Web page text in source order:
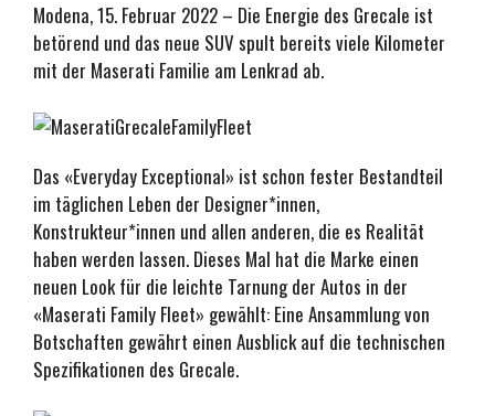
Modena, 15. Februar 2022 – Die Energie des Grecale ist
betörend und das neue SUV spult bereits viele Kilometer
mit der Maserati Familie am Lenkrad ab.
Das «Everyday Exceptional» ist schon fester Bestandteil
im täglichen Leben der Designer*innen,
Konstrukteur*innen und allen anderen, die es Realität
haben werden lassen. Dieses Mal hat die Marke einen
neuen Look für die leichte Tarnung der Autos in der
«Maserati Family Fleet» gewählt: Eine Ansammlung von
Botschaften gewährt einen Ausblick auf die technischen
Spezifikationen des Grecale.